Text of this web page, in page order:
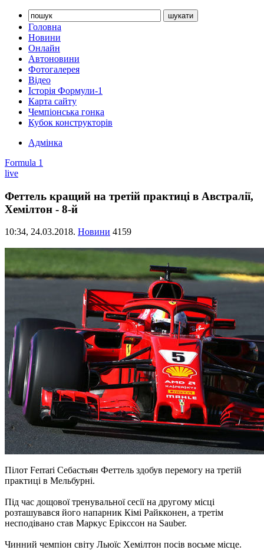
Головна
Новини
Онлайн
Автоновини
Фотогалерея
Відео
Історія Формули-1
Карта сайту
Чемпіонська гонка
Кубок конструкторів
Адмінка
Formula 1
live
Феттель кращий на третій практиці в Австралії,
Хемілтон - 8-й
10:34, 24.03.2018. Новини 4159
Пілот Ferrari Себастьян Феттель здобув перемогу на третій
практиці в Мельбурні.
Під час дощової тренувальної сесії на другому місці
розташувався його напарник Кімі Райкконен, а третім
несподівано став Маркус Ерікссон на Sauber.
Чинний чемпіон світу Льюїс Хемілтон посів восьме місце.